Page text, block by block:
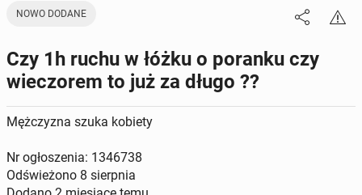
NOWO DODANE
Czy 1h ruchu w łóżku o poranku czy
wieczorem to już za długo ??
Mężczyzna szuka kobiety
Nr ogłoszenia: 1346738
Odświeżono 8 sierpnia